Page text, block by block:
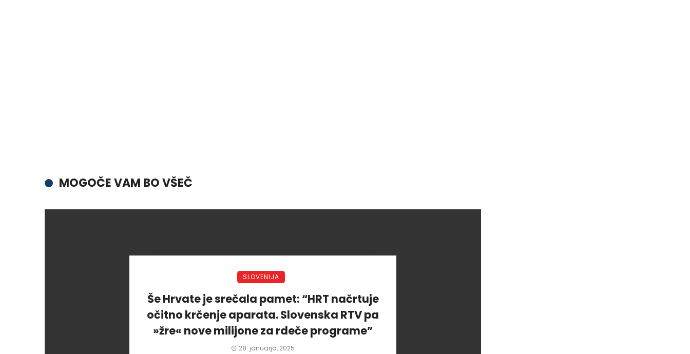
MOGOČE VAM BO VŠEČ
SLOVENIJA
Še Hrvate je srečala pamet: “HRT načrtuje
očitno krčenje aparata. Slovenska RTV pa
»žre« nove milijone za rdeče programe”
28. januarja, 2025